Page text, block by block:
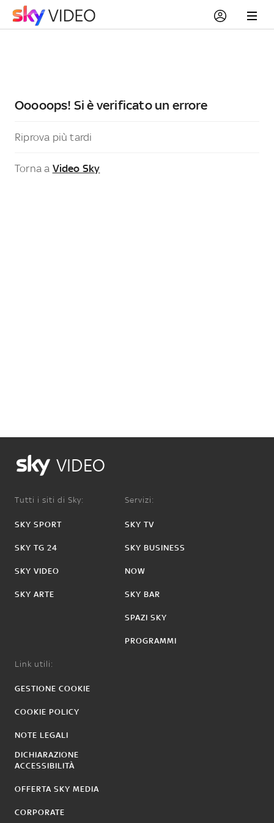
Ooooops! Si è verificato un errore
Riprova più tardi
Torna a Video Sky
VIDEO
Tutti i siti di Sky:
SKY SPORT
SKY TG 24
SKY VIDEO
SKY ARTE
Servizi:
SKY TV
SKY BUSINESS
NOW
SKY BAR
SPAZI SKY
PROGRAMMI
Link utili:
GESTIONE COOKIE
COOKIE POLICY
NOTE LEGALI
DICHIARAZIONE
ACCESSIBILITÀ
OFFERTA SKY MEDIA
CORPORATE